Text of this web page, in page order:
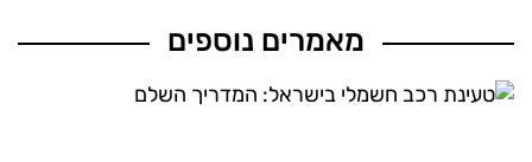
מאמרים נוספים